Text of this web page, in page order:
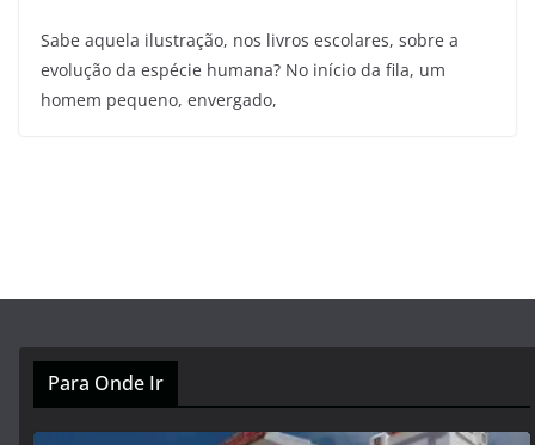
Sabe aquela ilustração, nos livros escolares, sobre a
evolução da espécie humana? No início da fila, um
homem pequeno, envergado,
Para Onde Ir